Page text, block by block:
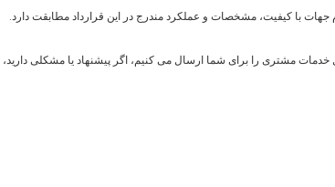
جهات با کیفیت، مشخصات و عملکرد مندرج در این قرارداد مطابقت دارد.
مشتری را برای شما ارسال می کنیم، اگر پیشنهاد یا مشکلی دارید،